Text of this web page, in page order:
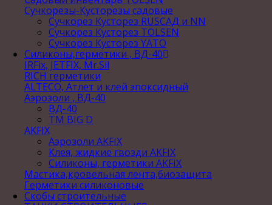
Сучкорезы-Кусторезы садовые
Сучкорез Кусторез RUSСАД и NN
Сучкорез Кусторез TOLSEN
Сучкорез Кусторез YATO
Силиконы,герметики , ВД-40
IRFix, JETFIX, Mr.Sil
RICH герметики
ALTECO, Атлет и клей эпоксидный
Аэрозоли , ВД-40
ВД-40
TM BIG D
AKFIX
Аэрозоли AKFIX
Клея, жидкие гвозди AKFIX
Силиконы, герметики AKFIX
Мастика,кровельная лента,биозащита
Герметики силиконовые
Скобы строительные